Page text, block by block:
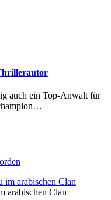
auch ein Top-Anwalt für
arabischen Clan